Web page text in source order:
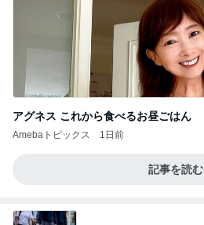
アグネス これから食べるお昼ごはん
Amebaトピックス 1日前
記事を読む